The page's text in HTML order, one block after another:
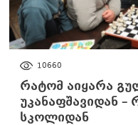
10660
რატომ აიყარა
უკანაფშავიდან
სკოლიდან